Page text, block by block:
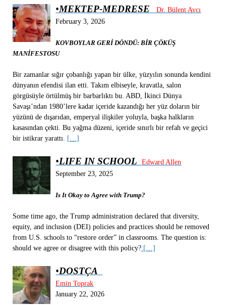
•MEKTEP-MEDRESE
Dr. Bülent Avcı
February 3, 2026
KOVBOYLAR GERİ DÖNDÜ: BİR ÇÖKÜŞ
MANİFESTOSU
Bir zamanlar sığır çobanlığı yapan bir ülke, yüzyılın sonunda kendini
dünyanın efendisi ilan etti. Takım elbiseyle, kravatla, salon
görgüsüyle örtülmüş bir barbarlıktı bu. ABD, İkinci Dünya
Savaşı’ndan 1980’lere kadar içeride kazandığı her yüz doların bir
yüzünü de dışarıdan, emperyal ilişkiler yoluyla, başka halkların
kasasından çekti. Bu yağma düzeni, içeride sınırlı bir refah ve geçici
bir istikrar yarattı.
[…]
•LIFE IN SCHOOL
Edward Allen
September 23, 2025
Is It Okay to Agree with Trump?
Some time ago, the Trump administration declared that diversity,
equity, and inclusion (DEI) policies and practices should be removed
from U.S. schools to “restore order” in classrooms. The question is:
should we agree or disagree with this policy?[…]
•DOSTÇA
Emin Toprak
January 22, 2026